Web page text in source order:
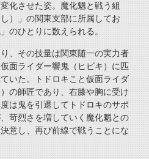
化させた姿。魔化魍と戦う組
）」の関東支部に所属してお
のひとりに数えられる。
、その技量は関東随一の実力者
面ライダー響鬼（ヒビキ）に匹
いた。トドロキこと仮面ライダ
の師匠であり、右膝や胸に受け
は鬼を引退してトドロキのサポ
苛烈さを増していく魔化魍との
意し、再び前線で戦うことにな